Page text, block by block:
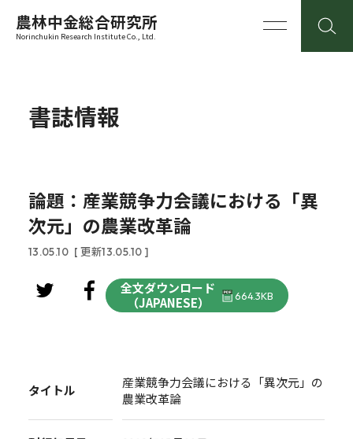
農林中金総合研究所
Norinchukin Research Institute Co., Ltd.
書誌情報
論題：産業競争力会議における「異
次元」の農業改革論
13.05.10 [ 更新13.05.10 ]
全文ダウンロード
（JAPANESE）
664.3KB
タイトル
産業競争力会議における「異次元」の
農業改革論